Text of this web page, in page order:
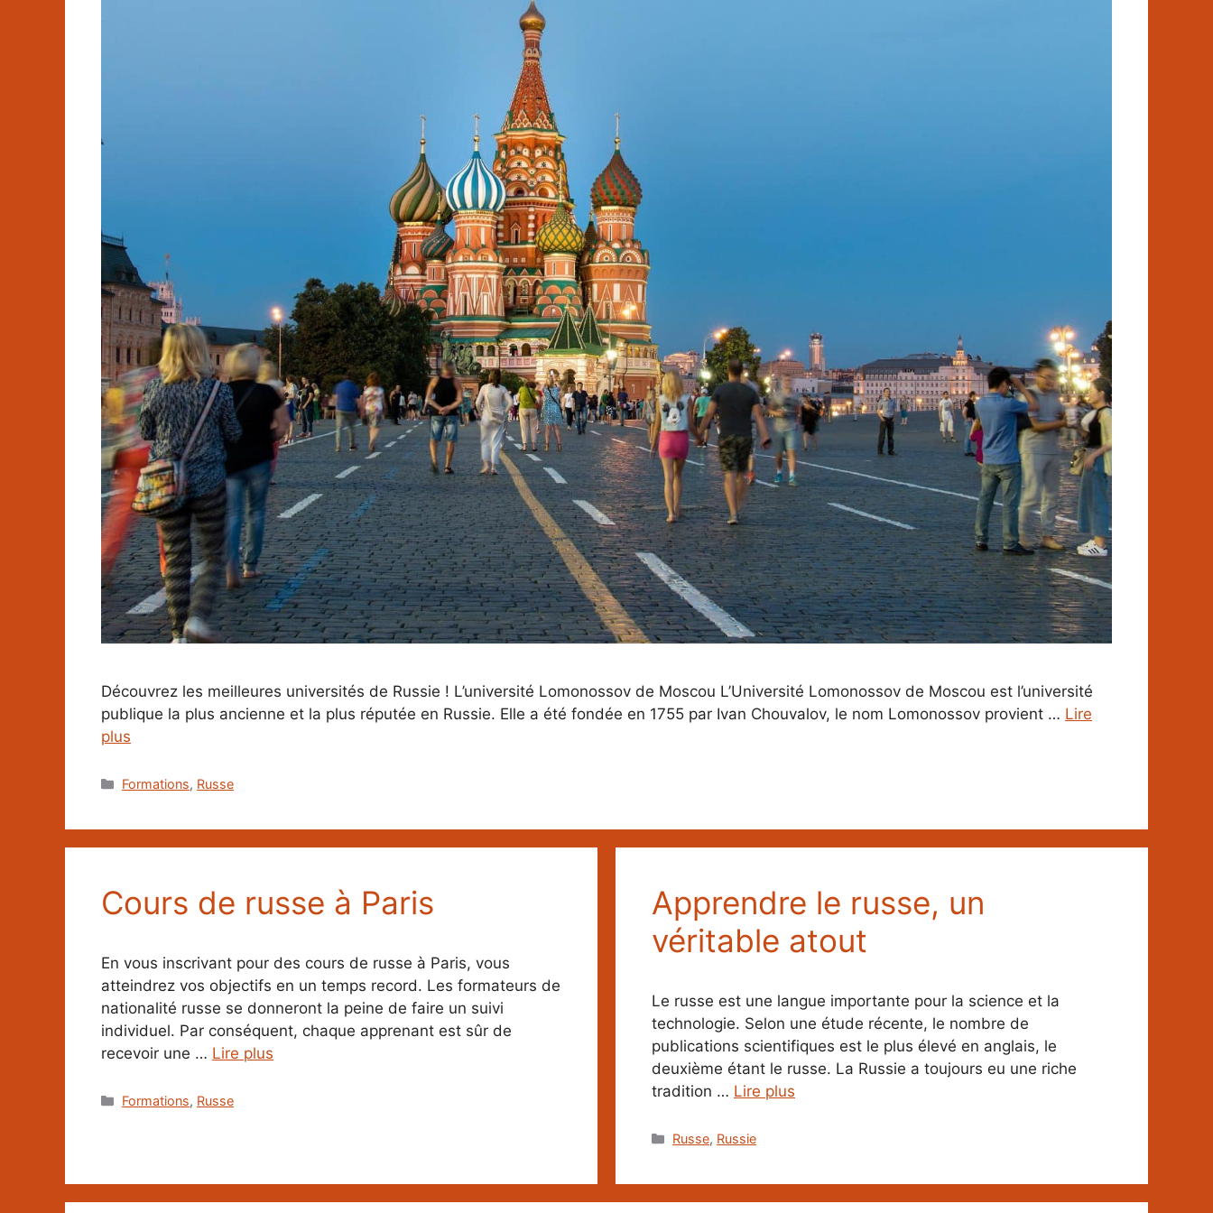
Découvrez les meilleures universités de Russie ! L’université Lomonossov de Moscou L’Université Lomonossov de Moscou est l’université
publique la plus ancienne et la plus réputée en Russie. Elle a été fondée en 1755 par Ivan Chouvalov, le nom Lomonossov provient … Lire
plus
Catégories
Formations, Russe
Cours de russe à Paris
En vous inscrivant pour des cours de russe à Paris, vous
atteindrez vos objectifs en un temps record. Les formateurs de
nationalité russe se donneront la peine de faire un suivi
individuel. Par conséquent, chaque apprenant est sûr de
recevoir une … Lire plus
Catégories
Formations, Russe
Apprendre le russe, un
véritable atout
Le russe est une langue importante pour la science et la
technologie. Selon une étude récente, le nombre de
publications scientifiques est le plus élevé en anglais, le
deuxième étant le russe. La Russie a toujours eu une riche
tradition … Lire plus
Catégories
Russe, Russie